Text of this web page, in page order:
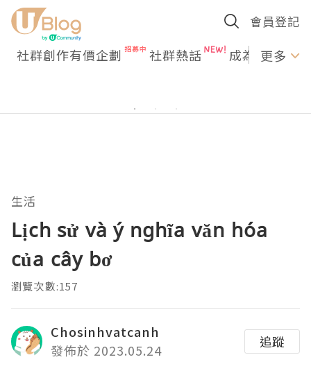
會員登記
社群創作有價企劃 社群熱話 成為U更多
生活
Lịch sử và ý nghĩa văn hóa
của cây bơ
瀏覽次數:157
Chosinhvatcanh
發佈於 2023.05.24
追蹤